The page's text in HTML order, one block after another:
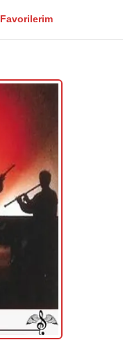
Favorilerim